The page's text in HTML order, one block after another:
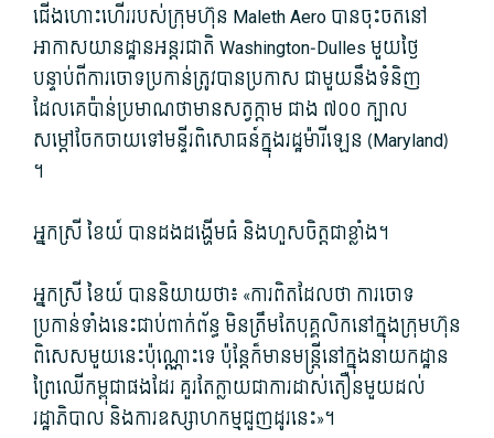
ជើងហោះហើររបស់ក្រុមហ៊ុន Maleth Aero បានចុះចតនៅ
អាកាសយានដ្ឋានអន្តរជាតិ Washington-Dulles មួយថ្ងៃ
បន្ទាប់ពីការចោទប្រកាន់ត្រូវបានប្រកាស ជាមួយនឹងទំនិញ
ដែលគេប៉ាន់ប្រមាណថាមានសត្វក្តាម ជាង ៧០០ ក្បាល
សម្ដៅចែកចាយទៅមន្ទីរពិសោធន៍ក្នុងរដ្ឋម៉ារីឡេន (Maryland)
។
អ្នកស្រី ខៃយ៍ បានដងដង្ហើមធំ និងហួសចិត្តជាខ្លាំង។
អ្នកស្រី ខៃយ៍ បាននិយាយថា៖ «ការពិតដែលថា ការចោទ
ប្រកាន់ទាំងនេះជាប់ពាក់ព័ន្ធ មិនត្រឹមតែបុគ្គលិកនៅក្នុងក្រុមហ៊ុន
ពិសេសមួយនេះប៉ុណ្ណោះទេ ប៉ុន្តែក៏មានមន្ត្រីនៅក្នុងនាយកដ្ឋាន
ព្រៃឈើកម្ពុជាផងដែរ គួរតែក្លាយជាការដាស់តឿនមួយដល់
រដ្ឋាភិបាល និងការឧស្សាហកម្មជួញដូរនេះ»។